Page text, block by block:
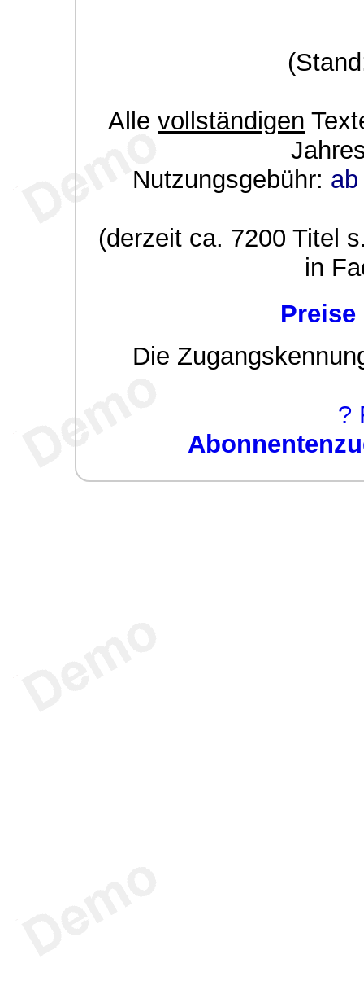
Alle vollständigen
Nutzungsgebühr:
(derzeit ca. 7200 Titel
in
Die
?